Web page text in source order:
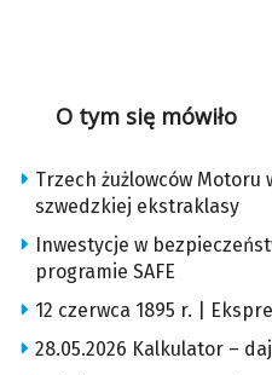
O tym się mówiło
Trzech żużlowców Motoru
szwedzkiej ekstraklasy
Inwestycje w
programie SAFE
12 czerwca 1895 r. |
28.05.2026 Kalkulator –